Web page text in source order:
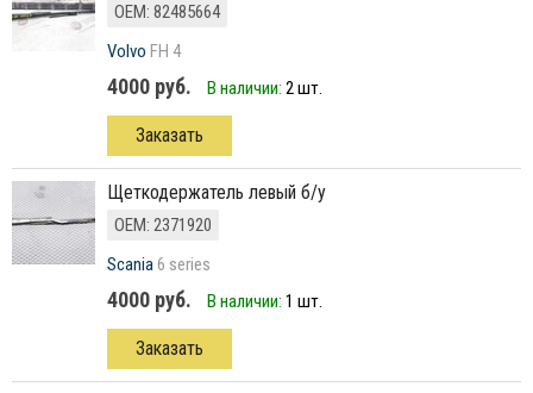
ОЕМ: 82485664
Volvo FH 4
4000 руб. В наличии: 2 шт.
Заказать
Щеткодержатель левый б/у
ОЕМ: 2371920
Scania6 series
4000 руб. В наличии: 1 шт.
Заказать